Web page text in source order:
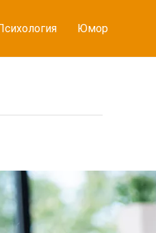
Юмор